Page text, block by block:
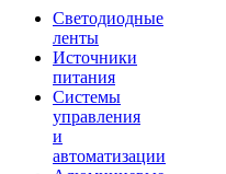
Светодиодные
ленты
Источники
питания
Системы
управления
и
автоматизации